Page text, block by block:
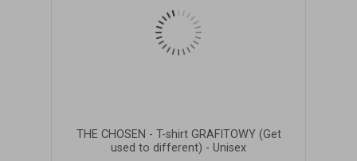
THE CHOSEN - T-shirt GRAFITOWY (Get
used to different) - Unisex